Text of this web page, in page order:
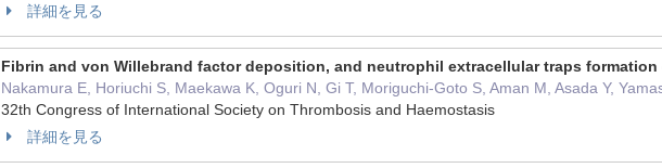
詳細を見る
Fibrin and von Willebrand factor deposition, and neutrophil extracellular traps
Nakamura E, Horiuchi S, Maekawa K, Oguri N, Gi T, Moriguchi-Goto S, Aman M, Asada Y,
32th Congress of International Society on Thrombosis and Haemostasis
詳細を見る